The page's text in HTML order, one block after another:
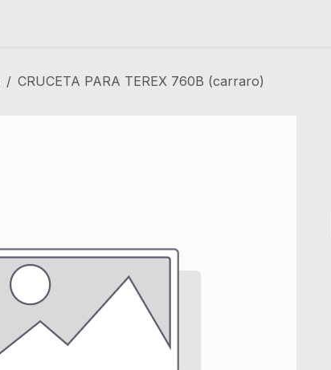
CRUCETA PARA TEREX 760B (carraro)